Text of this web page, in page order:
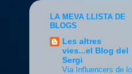
LA MEVA LLISTA DE
BLOGS
Les altres
vies...el Blog del
Sergi
Via Influencers de lo